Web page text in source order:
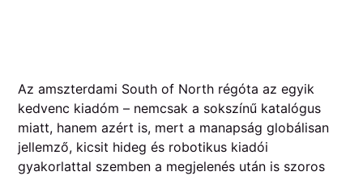
Az amszterdami South of North régóta az egyik
kedvenc kiadóm – nemcsak a sokszínű katalógus
miatt, hanem azért is, mert a manapság globálisan
jellemző, kicsit hideg és robotikus kiadói
gyakorlattal szemben a megjelenés után is szoros